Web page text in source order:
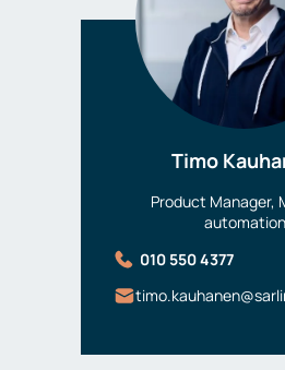
Timo
Product Manager,
automation
010 550 4377